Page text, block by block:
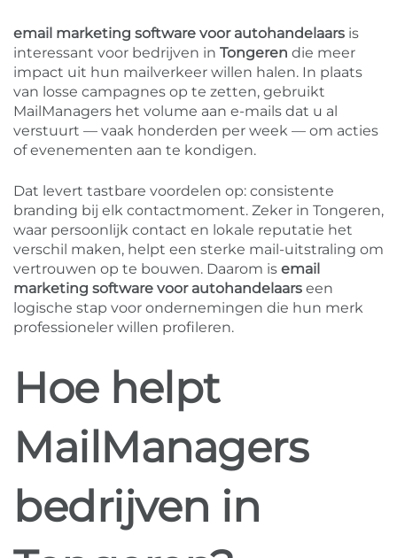
email marketing software voor autohandelaars is
interessant voor bedrijven in Tongeren die meer
impact uit hun mailverkeer willen halen. In plaats
van losse campagnes op te zetten, gebruikt
MailManagers het volume aan e-mails dat u al
verstuurt — vaak honderden per week — om acties
of evenementen aan te kondigen.
Dat levert tastbare voordelen op: consistente
branding bij elk contactmoment. Zeker in Tongeren,
waar persoonlijk contact en lokale reputatie het
verschil maken, helpt een sterke mail-uitstraling om
vertrouwen op te bouwen. Daarom is email
marketing software voor autohandelaars een
logische stap voor ondernemingen die hun merk
professioneler willen profileren.
Hoe helpt
MailManagers
bedrijven in